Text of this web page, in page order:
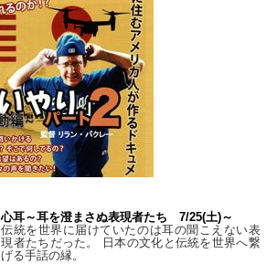
心耳～耳を澄まさぬ表現者たち 7/25(土)～
伝統を世界に届けていたのは耳の聞こえない表
現者たちだった。 日本の文化と伝統を世界へ繋
げる手話の縁。